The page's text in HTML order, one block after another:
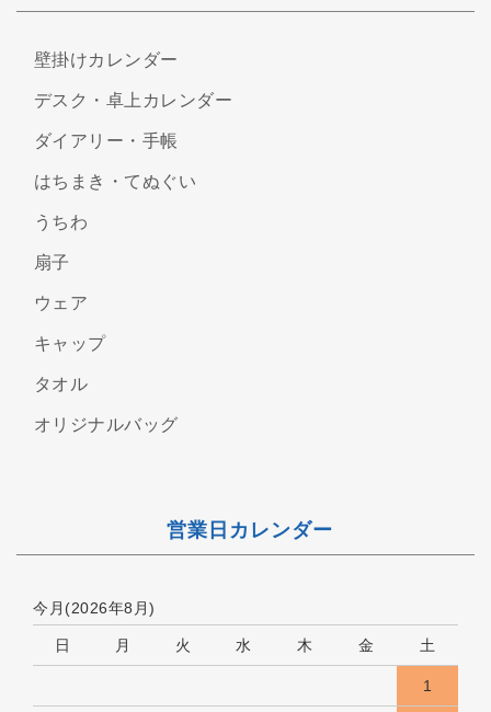
壁掛けカレンダー
デスク・卓上カレンダー
ダイアリー・手帳
はちまき・てぬぐい
うちわ
扇子
ウェア
キャップ
タオル
オリジナルバッグ
営業日カレンダー
今月(2026年8月)
日 月 火 水 木 金 土
1